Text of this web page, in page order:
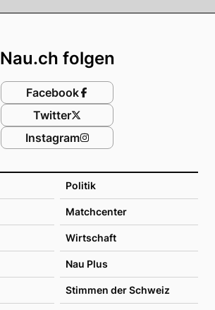
Politik
Matchcenter
Wirtschaft
Nau Plus
Stimmen der Schweiz
Nau.ch folgen
Facebook
Twitter
Instagram